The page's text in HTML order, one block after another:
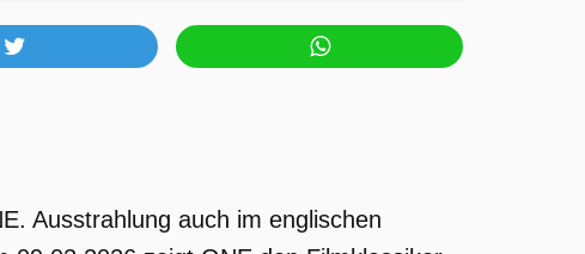
Ausstrahlung auch im englischen